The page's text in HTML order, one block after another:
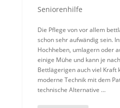
Seniorenhilfe
Die Pflege von vor allem
schon sehr aufwändig sein.
Hochheben, umlagern oder
einige Mühe und kann je
Bettlägerigen auch viel Kraft
moderne Technik mit dem
technische Alternative …